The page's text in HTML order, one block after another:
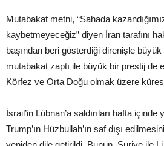
Mutabakat metni, “Sahada
kaybetmeyeceğiz” diyen İran tarafını
başından beri gösterdiği direnişle
mutabakat zaptı ile büyük bir prestij de
Körfez ve Orta Doğu olmak üzere
İsrail’in Lübnan’a saldırıları hafta
Trump’ın Hüzbullah’ın saf dışı